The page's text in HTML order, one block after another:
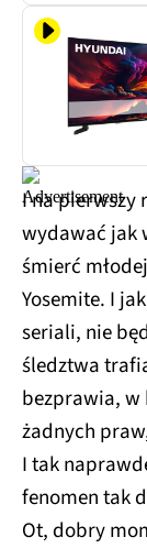
I na pierwszy
wydawać jak
śmierć
Yosemite. I
seriali, nie
śledztwa
bezprawia, w
żadnych
I tak
fenomen tak
Ot, dobry